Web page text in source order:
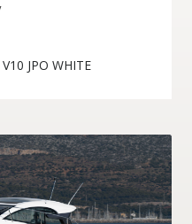
JPO WHITE